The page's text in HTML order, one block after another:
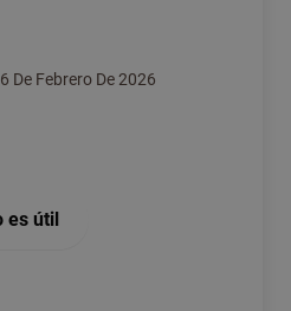
De Febrero De 2026
es útil